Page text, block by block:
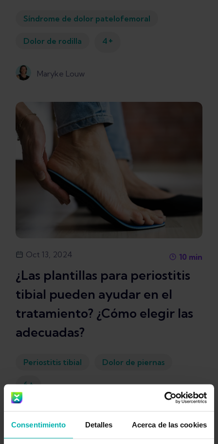
Consentimiento Detalles Acerca de las cookies
Síndrome de dolor patelofemoral
Dolor de rodilla 4 +
Maryke Louw
Oct 13, 2024 10 min
¿Las plantillas para periostitis
tibial pueden ayudar en el
tratamiento? ¿Cómo elegir las
adecuadas?
Periostitis tibial Dolor de piernas
6+